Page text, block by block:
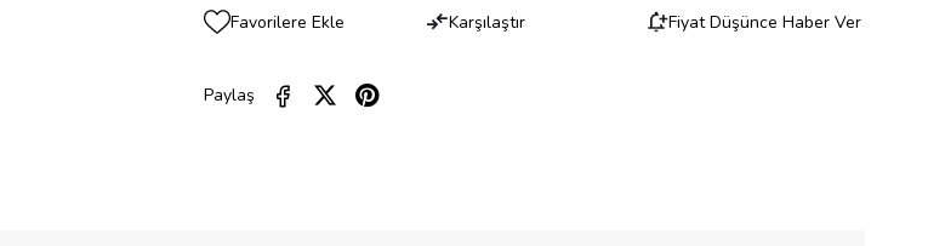
Favorilere Ekle Karşılaştır Fiyat Düşünce Haber Ver
Paylaş